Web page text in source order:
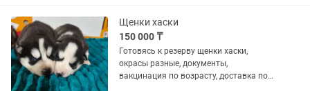
Щенки хаски
150 000 ₸
Готовясь к резерву щенки хаски,
окрасы разные, документы,
вакцинация по возрасту, доставка по